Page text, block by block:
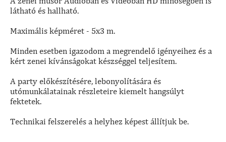
látható és hallható.
Maximális képméret - 5x3 m.
Minden esetben igazodom a megrendelő igényeihez és a
kért zenei kívánságokat készséggel teljesítem.
A party előkészítésére, lebonyolítására és
utómunkálatainak részleteire kiemelt hangsúlyt
fektetek.
Technikai felszerelés a helyhez képest állítjuk be.